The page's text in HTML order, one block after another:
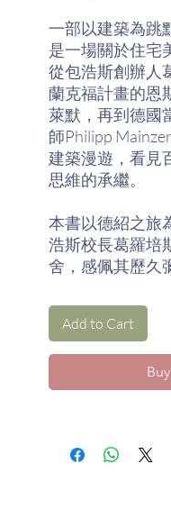
一部以建築為跳
是一場關於住宅
從包浩斯創辦人
蘭克福計畫的恩
萊默，再到德國
師Philipp
建築漫遊，看見
思維的承繼。
本書以德紹之旅
浩斯校長葛羅培
舍，感佩其歷久
今已成現代的日
能量。
由此，作者回顧
尋覓起宜居空間
為了探求
Add to Cart